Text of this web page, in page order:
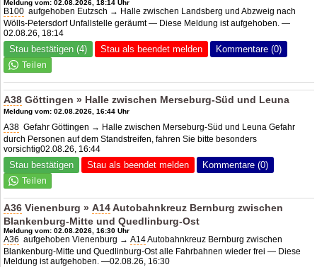
Meldung vom: 02.08.2026, 18:14 Uhr
B100 aufgehoben Eutzsch → Halle zwischen Landsberg und Abzweig nach
Wölls-Petersdorf Unfallstelle geräumt — Diese Meldung ist aufgehoben. —
02.08.26, 18:14
Stau bestätigen (4) Stau als beendet melden Kommentare (0)
A38 Göttingen » Halle zwischen Merseburg-Süd und Leuna
Meldung vom: 02.08.2026, 16:44 Uhr
A38 Gefahr Göttingen → Halle zwischen Merseburg-Süd und Leuna Gefahr
durch Personen auf dem Standstreifen, fahren Sie bitte besonders
vorsichtig02.08.26, 16:44
Stau bestätigen Stau als beendet melden Kommentare (0)
A36 Vienenburg »A14Autobahnkreuz Bernburg zwischen
Blankenburg-Mitte und Quedlinburg-Ost
Meldung vom: 02.08.2026, 16:30 Uhr
A36 aufgehoben Vienenburg →A14Autobahnkreuz Bernburg zwischen
Blankenburg-Mitte und Quedlinburg-Ost alle Fahrbahnen wieder frei — Diese
Meldung ist aufgehoben. —02.08.26, 16:30